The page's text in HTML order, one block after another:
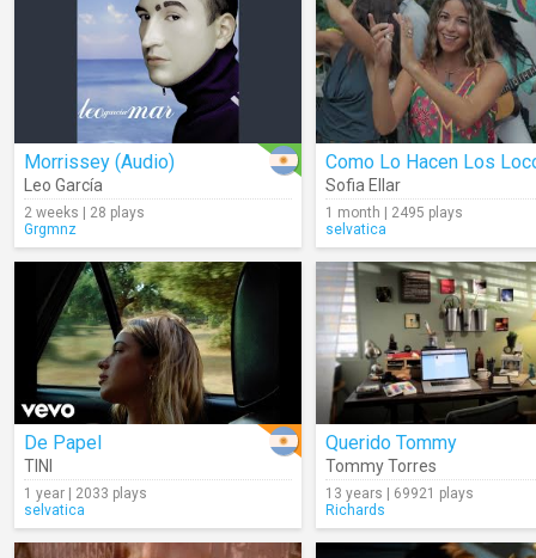
Morrissey (Audio)
Leo García
2 weeks | 28 plays
Grgmnz
Como Lo Hacen Los
Sofia Ellar
1 month | 2495 plays
selvatica
De Papel
TINI
1 year | 2033 plays
selvatica
Querido Tommy
Tommy Torres
13 years | 69921 plays
Richards